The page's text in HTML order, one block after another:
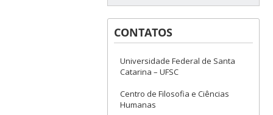
CONTATOS
Universidade Federal de Santa
Catarina – UFSC
Centro de Filosofia e Ciências
Humanas